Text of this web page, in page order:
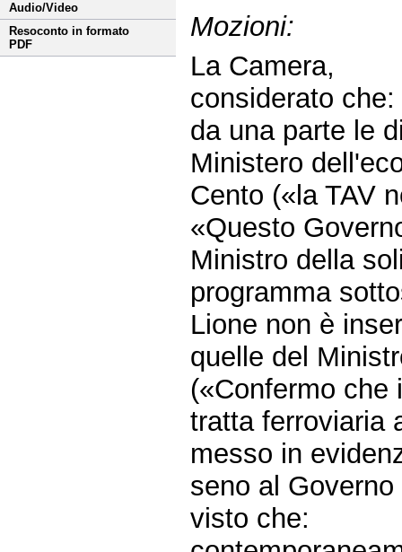
Audio/Video
Resoconto in formato
PDF
Mozioni:
La Camera,
considerato che:
da una parte le
Ministero
Cento («la TAV
«Questo
Ministro della
programma
Lione non è
quelle del
(«Confermo che
tratta ferroviaria
messo in
seno al
visto che: